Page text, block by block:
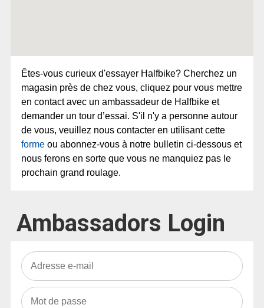
Êtes-vous curieux d'essayer Halfbike? Cherchez un
magasin près de chez vous, cliquez pour vous mettre
en contact avec un ambassadeur de Halfbike et
demander un tour d’essai. S'il n'y a personne autour
de vous, veuillez nous contacter en utilisant cette
forme ou abonnez-vous à notre bulletin ci-dessous et
nous ferons en sorte que vous ne manquiez pas le
prochain grand roulage.
Ambassadors Login